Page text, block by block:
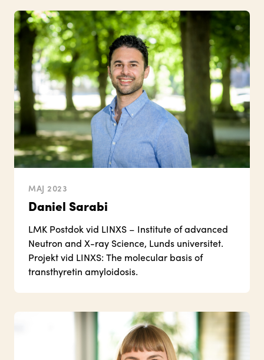
MAJ 2023
Daniel Sarabi
LMK Postdok vid LINXS – Institute of advanced
Neutron and X-ray Science, Lunds universitet.
Projekt vid LINXS: The molecular basis of
transthyretin amyloidosis.